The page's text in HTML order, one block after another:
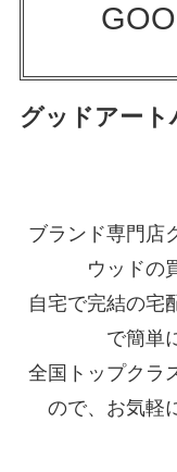
グッドアー
ブランド専門店
ウッドの
自宅で完結の宅
で簡単
全国トップクラ
ので、お気軽